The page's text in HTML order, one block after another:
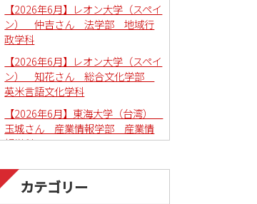
【2026年6月】レオン大学（スペイ
ン） 仲吉さん 法学部 地域行
政学科
【2026年6月】レオン大学（スペイ
ン） 知花さん 総合文化学部
英米言語文化学科
【2026年6月】東海大学（台湾）
玉城さん 産業情報学部 産業情
報学科
カテゴリー